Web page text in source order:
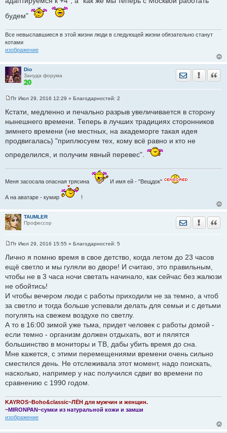
будем"
Все невыспавшиеся в этой жизни люди в следующей жизни обязательно станут
котами
изображение
Dio
Зануда форума
Отправить
о
б
е
н
Пт Июл 29, 2016 12:29 » Благодарностей: 2
Кстати, медленно и печально разрыв увеличивается в сторону
нынешнего времени. Теперь в лучших традициях сторонников
зимнего времени (не местных, на академорге такая идея
продвигалась) "приплюсуем тех, кому всё равно и кто не
определился, и получим явный перевес".
Меня засосала опасная трясина И имя ей - "Вещдок"
А на аватаре - кумир !
TAUMLER
Профессор
Отправить
о
б
щ
е
н
е
Пт Июл 29, 2016 15:55 » Благодарностей: 5
Лично я помню время в свое детство, когда летом до 23 часов
ещё светло и мы гуляли во дворе! И считаю, это правильным,
чтобы не в 3 часа ночи светать начинало, как сейчас без жалюзи
не обойтись!
И чтобы вечером люди с работы приходили не за темно, а чтоб
за светло и тогда больше успевали делать для семьи и с детьми
погулять на свежем воздухе по светлу.
А то в 16:00 зимой уже тьма, придет человек с работы домой -
если темно - организм должен отдыхать, вот и пялятся
большинство в мониторы и ТВ, дабы убить время до сна.
Мне кажется, с этими перемещениями времени очень сильно
сместился день. Не отслеживала этот момент, надо поискать,
насколько, например у нас получился сдвиг во времени по
сравнению с 1990 годом.
KAYROS~Boho&classic~ЛЁН для мужчин и женщин.
~MIRONPAN~сумки из натуральной кожи и замши
изображение